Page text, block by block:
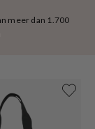
meer dan 1.700